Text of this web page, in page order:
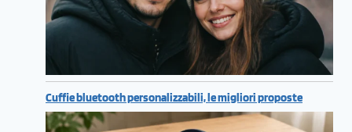
Cuffie bluetooth personalizzabili, le migliori proposte